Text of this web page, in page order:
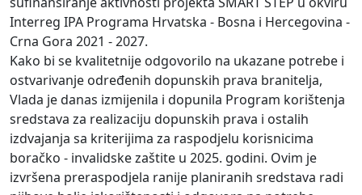
Interreg IPA Programa Hrvatska - Bosna i Hercegovina -
Crna Gora 2021 - 2027.
Kako bi se kvalitetnije odgovorilo na ukazane potrebe i
ostvarivanje određenih dopunskih prava branitelja,
Vlada je danas izmijenila i dopunila Program korištenja
sredstava za realizaciju dopunskih prava i ostalih
izdvajanja sa kriterijima za raspodjelu korisnicima
boračko - invalidske zaštite u 2025. godini. Ovim je
izvršena preraspodjela ranije planiranih sredstava radi